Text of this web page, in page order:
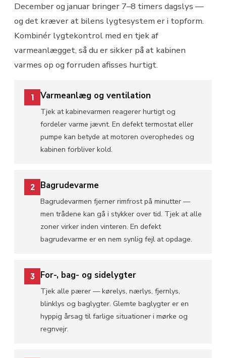
December og januar bringer 7–8 timers dagslys —
og det kræver at bilens lygtesystem er i topform.
Kombinér lygtekontrol med en tjek af
varmeanlægget, så du er sikker på at kabinen
varmes op og forruden afisses hurtigt.
1 Varmeanlæg og ventilation
Tjek at kabinevarmen reagerer hurtigt og
fordeler varme jævnt. En defekt termostat eller
pumpe kan betyde at motoren overophedes og
kabinen forbliver kold.
2 Bagrudevarme
Bagrudevarmen fjerner rimfrost på minutter —
men trådene kan gå i stykker over tid. Tjek at alle
zoner virker inden vinteren. En defekt
bagrudevarme er en nem synlig fejl at opdage.
3 For-, bag- og sidelygter
Tjek alle pærer — kørelys, nærlys, fjernlys,
blinklys og baglygter. Glemte baglygter er en
hyppig årsag til farlige situationer i mørke og
regnvejr.